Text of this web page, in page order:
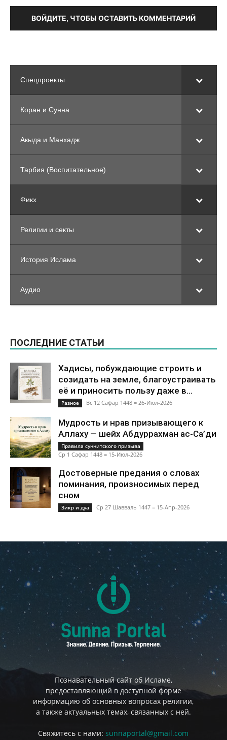
ВОЙДИТЕ, ЧТОБЫ ОСТАВИТЬ КОММЕНТАРИЙ
Спецпроекты
Коран и Сунна
Акыда и Манхадж
Тарбия (Воспитательное)
Фикх
Религии и секты
История Ислама
Аудио
ПОСЛЕДНИЕ СТАТЬИ
Хадисы, побуждающие строить и
созидать на земле, благоустраивать
её и приносить пользу даже в...
Разное Вс 12 Сафар 1448 = 26-Июл-2026
Мудрость и нрав призывающего к
Аллаху — шейх Абдуррахман ас-Са’ди
Правила суннитского призыва
Ср 1 Сафар 1448 = 15-Июл-2026
Достоверные предания о словах
поминания, произносимых перед
сном
Зикр и дуа Ср 27 Шавваль 1447 = 15-Апр-2026
Познавательный сайт об Исламе,
предоставляющий в доступной форме
информацию об основных вопросах религии,
а также актуальных темах, связанных с ней.
Свяжитесь с нами: sunnaportal@gmail.com